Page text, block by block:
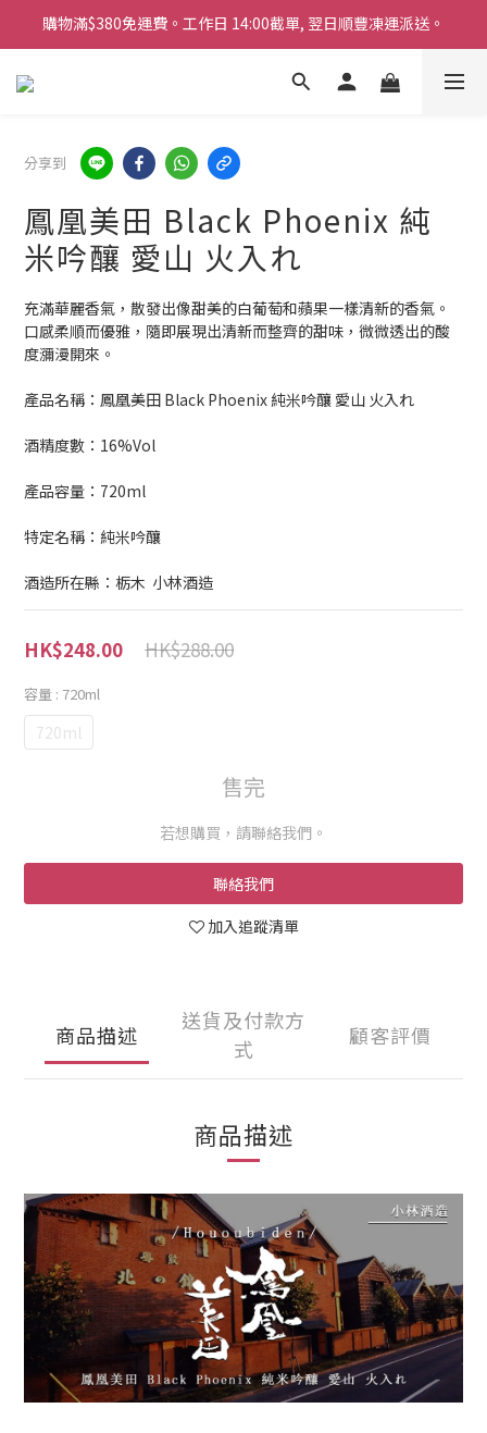
購物滿$380免運費。工作日 14:00截單, 翌日順豐凍運派送。
「720ml 清酒自由配 (Mix & Match)」$698 任選 4 支
購物滿$380免運費。工作日 14:00截單, 翌日順豐凍運派送。
分享到
鳳凰美田 Black Phoenix 純
米吟釀 愛山 火入れ
充滿華麗香氣，散發出像甜美的白葡萄和蘋果一樣清新的香氣。
口感柔順而優雅，隨即展現出清新而整齊的甜味，微微透出的酸
度瀰漫開來。
產品名稱：鳳凰美田 Black Phoenix 純米吟釀 愛山 火入れ
酒精度數：16%Vol
產品容量：720ml
特定名稱：純米吟釀
酒造所在縣：栃木  小林酒造
HK$288.00
HK$248.00
容量 : 720ml
720ml
售完
若想購買，請聯絡我們。
聯絡我們
加入追蹤清單
商品描述
送貨及付款方
式
顧客評價
商品描述